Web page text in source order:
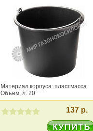
Материал корпуса: пластмасса
Объем, л: 20
137 р.